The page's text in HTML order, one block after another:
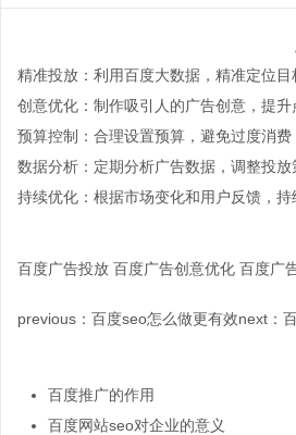
精准投放：利用百度大数据，精准定位目
创意优化：制作吸引人的广告创意，提升
预算控制：合理设置预算，避免过度消费
数据分析：定期分析广告数据，调整投放
持续优化：根据市场变化和用户反馈，
百度广告投放 百度广告创意优化 百度广
previous： 百度seo怎么做更有效next：
百度推广的作用
百度网站seo对企业的意义